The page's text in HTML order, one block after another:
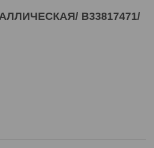
В33817471/